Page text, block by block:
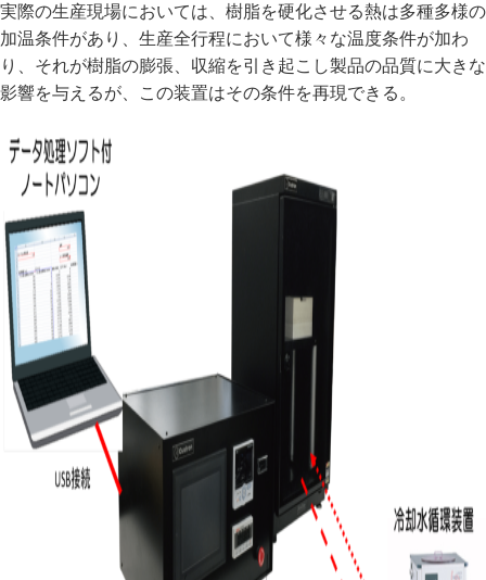
実際の生産現場においては、樹脂を硬化させる熱は多種多様の
加温条件があり、生産全行程において様々な温度条件が加わ
り、それが樹脂の膨張、収縮を引き起こし製品の品質に大きな
影響を与えるが、この装置はその条件を再現できる。